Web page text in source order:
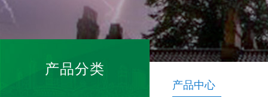
产品分类
产品中心